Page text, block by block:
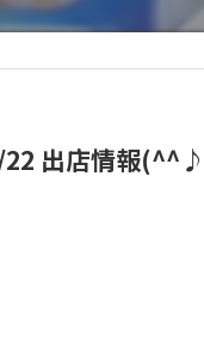
出店情報(^^♪